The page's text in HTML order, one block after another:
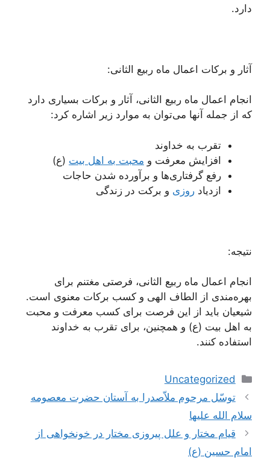
دارد.
آثار و برکات اعمال ماه ربیع الثانی:
انجام اعمال ماه ربیع الثانی، آثار و برکات بسیاری دارد
که از جمله آنها می‌توان به موارد زیر اشاره کرد:
تقرب به خداوند
افزایش معرفت و محبت به اهل بیت (ع)
رفع گرفتاری‌ها و برآورده شدن حاجات
ازدیاد روزی و برکت در زندگی
نتیجه:
انجام اعمال ماه ربیع الثانی، فرصتی مغتنم برای
بهره‌مندی از الطاف الهی و کسب برکات معنوی است.
شیعیان باید از این فرصت برای کسب معرفت و محبت
به اهل بیت (ع) و همچنین، برای تقرب به خداوند
استفاده کنند.
دسته‌ها
Uncategorized
ناوبری
نوشته‌ها
توسّل مرحوم ملاّصدرا به آستان حضرت معصومه
سلام الله علیها
قیام مختار و علل پیروزی مختار در خونخواهی از
امام حسین (ع)